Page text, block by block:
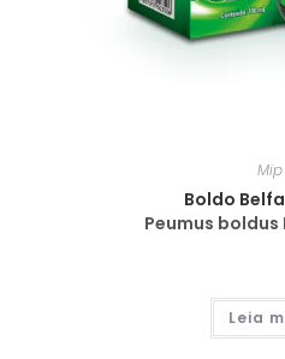
Mip
Boldo
Peumus boldus
Leia